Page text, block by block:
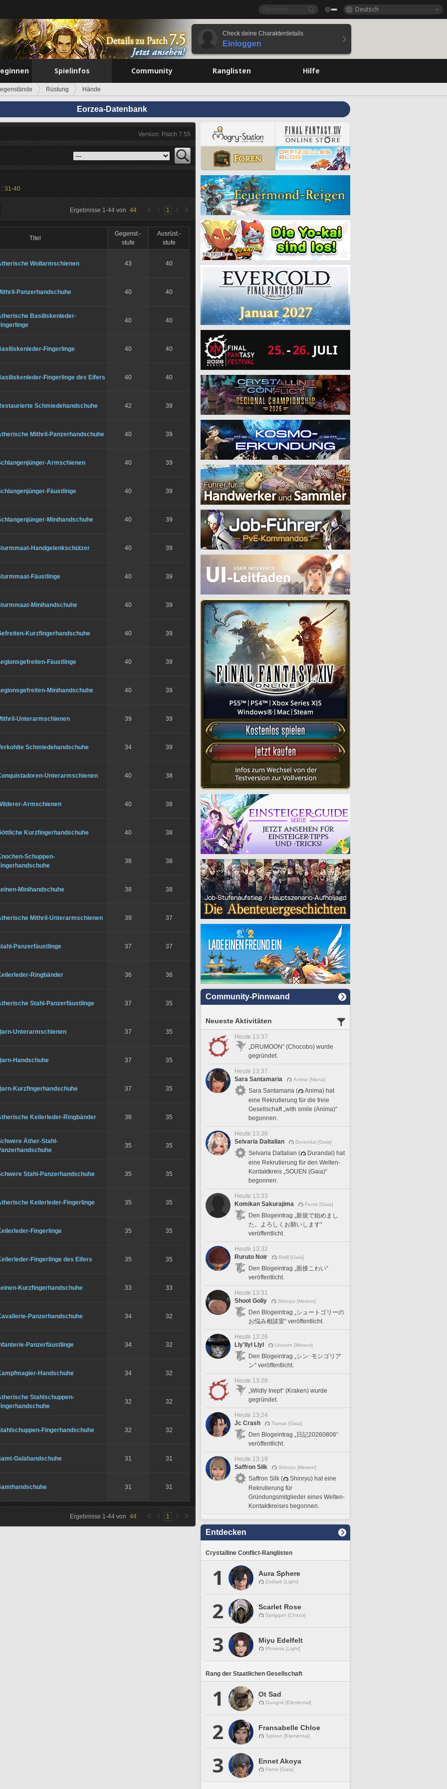
Deutsch
Check deine Charakterdetails
Einloggen
Spielinfos Community Ranglisten Hilfe
Rüstung Hände
Eorzea-Datenbank
Version: Patch 7.55
: 31-40
Ergebnisse 1-44 von 44 1
Titel
Gegenst.-
stufe
Ausrüst.-
stufe
Wollarmschienen 43 40
Panzerhandschuhe 40 40
Basiliskenleder-
40 40
Fingerlinge 40 40
Fingerlinge des Eifers 40 40
Schmiedehandschuhe 42 39
Mithril-Panzerhandschuhe 40 39
Armschienen 40 39
Fäustlinge 40 39
Minihandschuhe 40 39
Handgelenkschützer 40 39
Fäustlinge 40 39
Minihandschuhe 40 39
Kurzfingerhandschuhe 40 39
Fäustlinge 40 39
Minihandschuhe 40 39
Unterarmschienen 39 39
Schmiedehandschuhe 34 39
Unterarmschienen 40 38
Armschienen 40 38
Kurzfingerhandschuhe 40 38
Schuppen-
38 38
Minihandschuhe 38 38
Mithril-Unterarmschienen 39 37
Panzerfäustlinge 37 37
Ringbänder 36 36
Stahl-Panzerfäustlinge 37 35
Unterarmschienen 37 35
Handschuhe 37 35
Kurzfingerhandschuhe 37 35
Keilerleder-Ringbänder 36 35
Äther-Stahl-
35 35
Stahl-Panzerhandschuhe 35 35
Keilerleder-Fingerlinge 35 35
Fingerlinge 35 35
Fingerlinge des Eifers 35 35
Kurzfingerhandschuhe 33 33
Panzerhandschuhe 34 32
Panzerfäustlinge 34 32
Handschuhe 34 32
Stahlschuppen-
32 32
Fingerhandschuhe 32 32
Galahandschuhe 31 31
31 31
Ergebnisse 1-44 von 44 1
Community-Pinnwand
Neueste Aktivitäten
Heute 13:37
„DRUMOON“ (Chocobo) wurde
gegründet.
Heute 13:37
Sara Santamaria
Anima [Mana]
Sara Santamaria (
Anima) hat
eine Rekrutierung für die freie
Gesellschaft „with smile (Anima)“
begonnen.
Heute 13:36
Selvaria Daltalian
Durandal [Gaia]
Selvaria Daltalian (
Durandal) hat
eine Rekrutierung für den Welten-
Kontaktkreis „SOUEN (Gaia)“
begonnen.
Heute 13:33
Komikan Sakurajima
Fenrir [Gaia]
Den Blogeintrag „新規で始めまし
た。よろしくお願いします“
veröffentlicht.
Heute 13:32
Ruruto Noir
Ridill [Gaia]
Den Blogeintrag „面接こわい“
veröffentlicht.
Heute 13:31
Shoot Goliy
Shinryu [Meteor]
Den Blogeintrag „シュートゴリーの
お悩み相談室“ veröffentlicht.
Heute 13:26
Lly'llyl Llyl
Unicorn [Meteor]
Den Blogeintrag „シン･モンゴリア
ン“ veröffentlicht.
Heute 13:26
„Wildly Inept“ (Kraken) wurde
gegründet.
Heute 13:24
Jc Crash
Tiamat [Gaia]
Den Blogeintrag „日記20260806“
veröffentlicht.
Heute 13:19
Saffron Silk
Shinryu [Meteor]
Saffron Silk (
Shinryu) hat eine
Rekrutierung für
Gründungsmitglieder eines Welten-
Kontaktkreises begonnen.
Entdecken
Crystalline Conflict-Ranglisten
1 Aura Sphere
Zodiark [Light]
2 Scarlet Rose
Spriggan [Chaos]
3 Miyu Edelfelt
Phoenix [Light]
Rang der Staatlichen Gesellschaft
1 Ot Sad
Gungnir [Elemental]
2 Fransabelle Chloe
Typhon [Elemental]
3 Ennet Akoya
Fenrir [Gaia]